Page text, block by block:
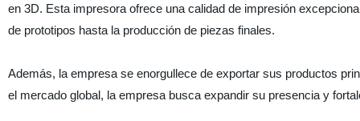
en 3D. Esta impresora ofrece una calidad de impresión
de prototipos hasta la producción de piezas finales.
Además, la empresa se enorgullece de exportar sus productos
el mercado global, la empresa busca expandir su presencia y